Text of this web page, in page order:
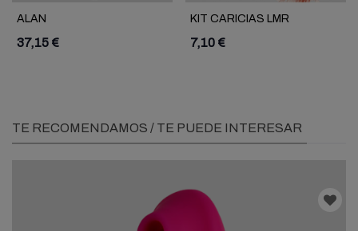
ALAN
37,15 €
KIT CARICIAS LMR
7,10 €
TE RECOMENDAMOS / TE PUEDE INTERESAR